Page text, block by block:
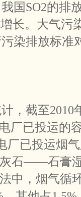
国SO2的排
长。大气污
染排放标准
，截至2010
厂已投运的
厂已投运烟
石——石膏
中，烟气循